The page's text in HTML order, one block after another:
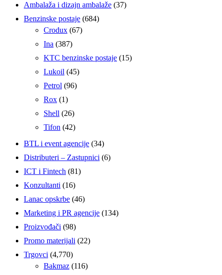
Ambalaža i dizajn ambalaže (37)
Benzinske postaje (684)
Crodux (67)
Ina (387)
KTC benzinske postaje (15)
Lukoil (45)
Petrol (96)
Rox (1)
Shell (26)
Tifon (42)
BTL i event agencije (34)
Distributeri – Zastupnici (6)
ICT i Fintech (81)
Konzultanti (16)
Lanac opskrbe (46)
Marketing i PR agencije (134)
Proizvođači (98)
Promo materijali (22)
Trgovci (4,770)
Bakmaz (116)